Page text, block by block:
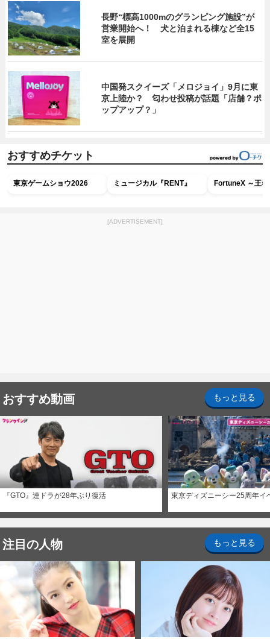
長野“標高1000mのグランピング施設”が
営業開始へ！ 犬と泊まれる棟など全15
室を展開
中国発スクイーズ「メロジョイ」9月に東
京上陸か？ 匂わせ投稿が話題「店舗？ポ
ップアップ？」
おすすめチケット
東京ゲームショウ2026 ミュージカル『RENT』 FortuneX ～王
[ADVERTISEMENT]
おすすめ動画 もっと見る
『GTO』連ドラが28年ぶり復活 東京ディズニーシー25周年イ
注目の人物 もっと見る